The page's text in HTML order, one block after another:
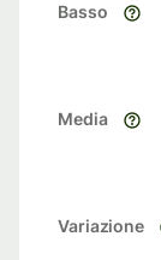
Basso
Media
Variazione